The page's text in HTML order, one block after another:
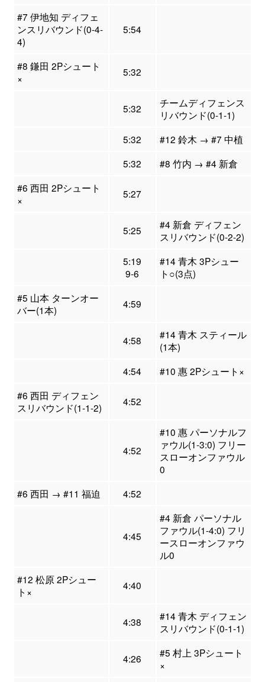
#7 伊地知 ディフェ
ンスリバウンド(0-4-
4)
5:54
#8 鎌田 2Pシュート
×
5:32
5:32
チームディフェンス
リバウンド(0-1-1)
5:32
#12 鈴木 → #7 中植
5:32
#8 竹内 → #4 新倉
#6 西田 2Pシュート
×
5:27
5:25
#4 新倉 ディフェン
スリバウンド(0-2-2)
5:19
9-6
#14 青木 3Pシュー
ト○(3点)
#5 山本 ターンオー
バー(1本)
4:59
4:58
#14 青木 スティール
(1本)
4:54
#10 惠 2Pシュート×
#6 西田 ディフェン
スリバウンド(1-1-2)
4:52
4:52
#10 惠 パーソナルフ
ァウル(1-3:0) フリー
スローオンファウル
0
#6 西田 → #11 福迫
4:52
4:45
#4 新倉 パーソナル
ファウル(1-4:0) フリ
ースローオンファウ
ル0
#12 松原 2Pシュー
ト×
4:40
4:38
#14 青木 ディフェン
スリバウンド(0-1-1)
4:26
#5 村上 3Pシュート
×